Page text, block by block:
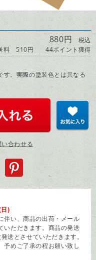
880円 税込
料 510円
44ポイント獲得
す。実際の塗装色とは異なる
合わせる
)
伴い、商品の出荷・メール
いただきます。商品の発送
送とさせていただきます。
予めご了承の程お願い致し